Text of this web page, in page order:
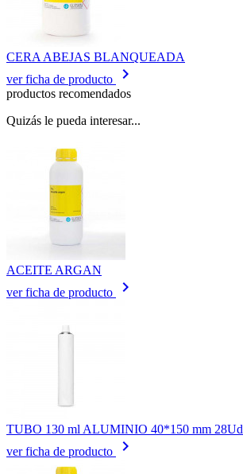
CERA ABEJAS BLANQUEADA
ver ficha de producto
keyboard_arrow_right
productos recomendados
Quizás le pueda interesar...
ACEITE ARGAN
ver ficha de producto
keyboard_arrow_right
TUBO 130 ml ALUMINIO 40*150 mm 28Ud
ver ficha de producto
keyboard_arrow_right